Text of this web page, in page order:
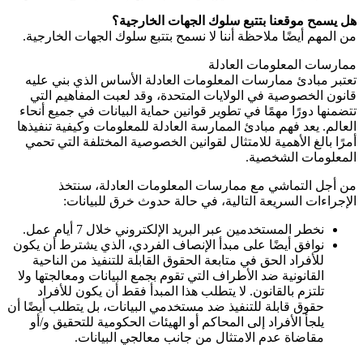
هل يسمح موقعنا بتتبع سلوك الجهات الخارجية؟
من المهم أيضًا ملاحظة أننا لا نسمح بتتبع سلوك الجهات الخارجية.
ممارسات المعلومات العادلة
تعتبر مبادئ ممارسات المعلومات العادلة الأساس الذي بني عليه
قانون الخصوصية في الولايات المتحدة، وقد لعبت المفاهيم التي
تتضمنها دورًا مهمًا في تطوير قوانين حماية البيانات في جميع أنحاء
العالم. يعد فهم مبادئ الممارسة العادلة للمعلومات وكيفية تنفيذها
أمرًا بالغ الأهمية للامتثال لقوانين الخصوصية المختلفة التي تحمي
المعلومات الشخصية.
من أجل التماشي مع ممارسات المعلومات العادلة، سنتخذ
الإجراءات السريعة التالية، في حالة حدوث خرق للبيانات:
نخطر المستخدمين عبر البريد الإلكتروني خلال 7 أيام عمل.
نوافق أيضًا على مبدأ الإنصاف الفردي، الذي يشترط أن يكون
للأفراد الحق في متابعة الحقوق القابلة للتنفيذ من الناحية
القانونية ضد الأطراف التي تقوم بجمع البيانات ومعالجتها ولا
تلتزم بالقانون. لا يتطلب هذا المبدأ فقط أن يكون للأفراد
حقوق قابلة للتنفيذ ضد مستخدمي البيانات، بل يتطلب أيضًا أن
يلجأ الأفراد إلى المحاكم أو الهيئات الحكومية للتحقيق و/أو
مقاضاة عدم الامتثال من جانب معالجي البيانات.